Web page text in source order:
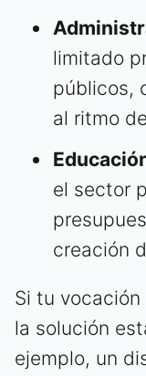
limitado
públicos,
al ritmo
el sector
creación
Si tu
la solución
ejemplo, un